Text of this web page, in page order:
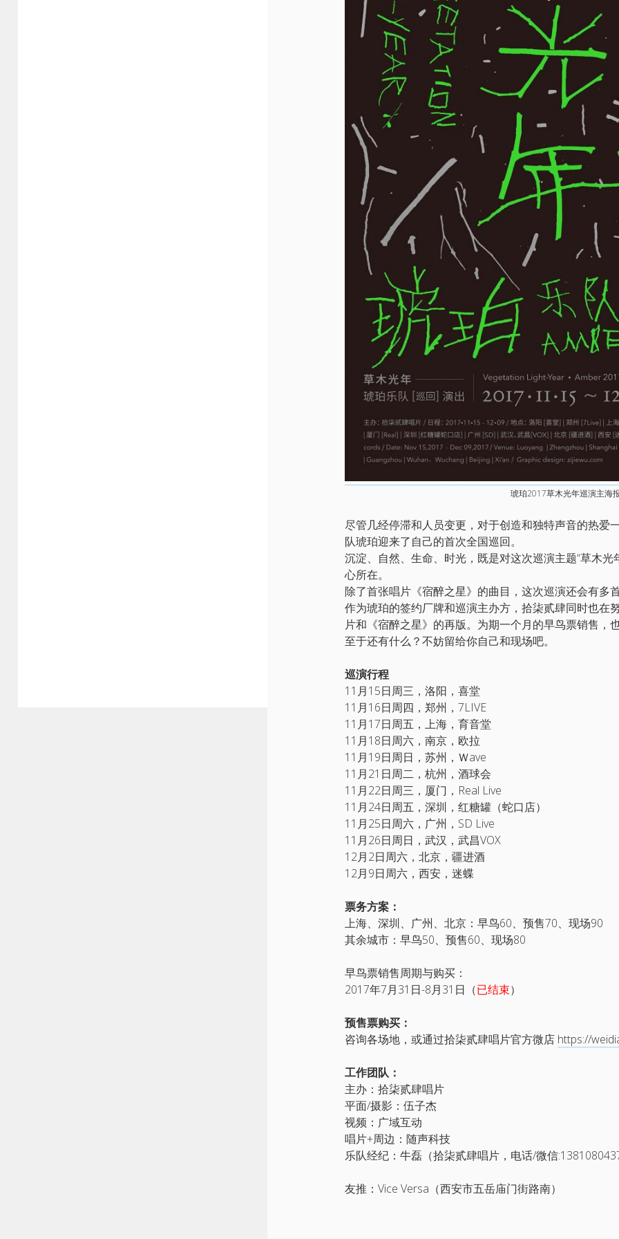
琥珀2017草木光年巡演主海
尽管几经停滞和人员变更，对于创造和独特声音的热爱
队琥珀迎来了自己的首次全国巡回。
沉淀、自然、生命、时光，既是对这次巡演主题“草木
心所在。
除了首张唱片《宿醉之星》的曲目，这次巡演还会有多
作为琥珀的签约厂牌和巡演主办方，拾柒贰肆同时也在
片和《宿醉之星》的再版。为期一个月的早鸟票销售，
至于还有什么？不妨留给你自己和现场吧。
巡演行程
11月15日周三，洛阳，喜堂
11月16日周四，郑州，7LIVE
11月17日周五，上海，育音堂
11月18日周六，南京，欧拉
11月19日周日，苏州，Ｗave
11月21日周二，杭州，酒球会
11月22日周三，厦门，Real Live
11月24日周五，深圳，红糖罐（蛇口店）
11月25日周六，广州，SD Live
11月26日周日，武汉，武昌VOX
12月2日周六，北京，疆进酒
12月9日周六，西安，迷蝶
票务方案：
上海、深圳、广州、北京：早鸟60、预售70、现场90
其余城市：早鸟50、预售60、现场80
早鸟票销售周期与购买：
2017年7月31日-8月31日（已结束）
预售票购买：
咨询各场地，或通过拾柒贰肆唱片官方微店 https://
工作团队：
主办：拾柒贰肆唱片
平面/摄影：伍子杰
视频：广域互动
唱片+周边：随声科技
乐队经纪：牛磊（拾柒贰肆唱片，电话/微信
友推：Vice Versa（西安市五岳庙门街路南）